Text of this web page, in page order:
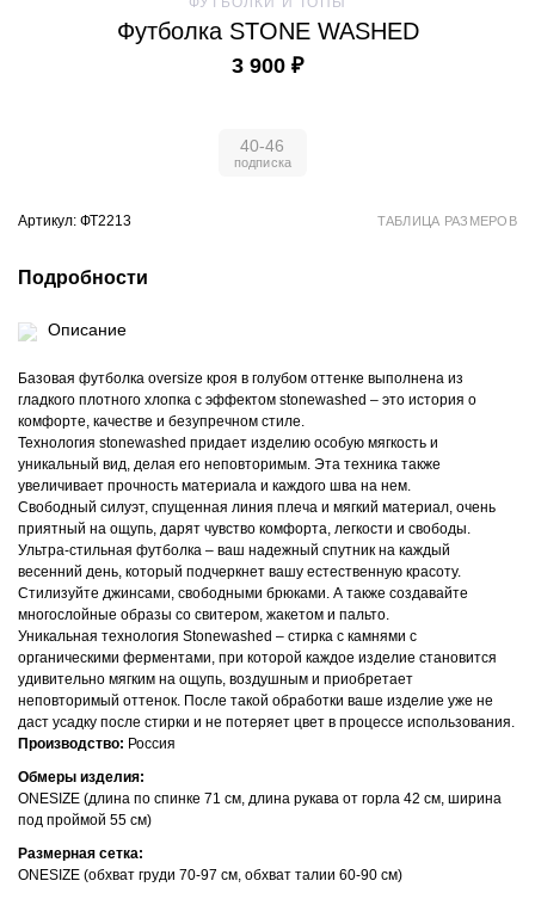
Футболка STONE WASHED
3 900 ₽
40-46
Артикул: ФТ2213 ТАБЛИЦА РАЗМЕРОВ
Подробности
Описание
Базовая футболка oversize кроя в голубом оттенке выполнена из
гладкого плотного хлопка с эффектом stonewashed – это история о
комфорте, качестве и безупречном стиле.
Технология stonewashed придает изделию особую мягкость и
уникальный вид, делая его неповторимым. Эта техника также
увеличивает прочность материала и каждого шва на нем.
Свободный силуэт, спущенная линия плеча и мягкий материал, очень
приятный на ощупь, дарят чувство комфорта, легкости и свободы.
Ультра-стильная футболка – ваш надежный спутник на каждый
весенний день, который подчеркнет вашу естественную красоту.
Стилизуйте джинсами, свободными брюками. А также создавайте
многослойные образы со свитером, жакетом и пальто.
Уникальная технология Stonewashed – стирка с камнями с
органическими ферментами, при которой каждое изделие становится
удивительно мягким на ощупь, воздушным и приобретает
неповторимый оттенок. После такой обработки ваше изделие уже не
даст усадку после стирки и не потеряет цвет в процессе использования.
Производство: Россия
Обмеры изделия:
ONESIZE (длина по спинке 71 см, длина рукава от горла 42 см, ширина
под проймой 55 см)
Размерная сетка:
ONESIZE (обхват груди 70-97 см, обхват талии 60-90 см)